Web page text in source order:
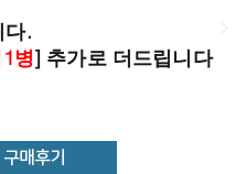
다.
병] 추가로 더드립니다
구매후기